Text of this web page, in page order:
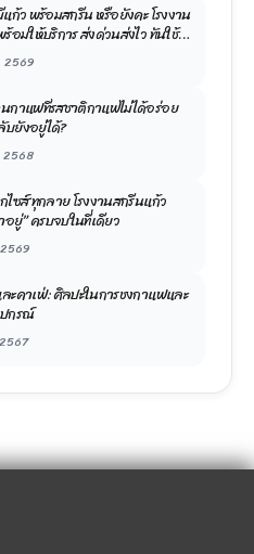
ก้ว พร้อมสกรีน หรือยังคะ โรงงาน
อมให้บริการ ส่งด่วนส่งไว ทันใช้
งแน่นอนคะ
2569
นกาแฟที่รสชาติกาแฟไม่ได้อร่อย
ยังอยู่ได้?
2568
ซส์ ทุกลาย โรงงานสกรีนแก้ว
อยู่” ครบจบในที่เดียว
ะคาเฟ่: ศิลปะในการชงกาแฟและ
กรณ์